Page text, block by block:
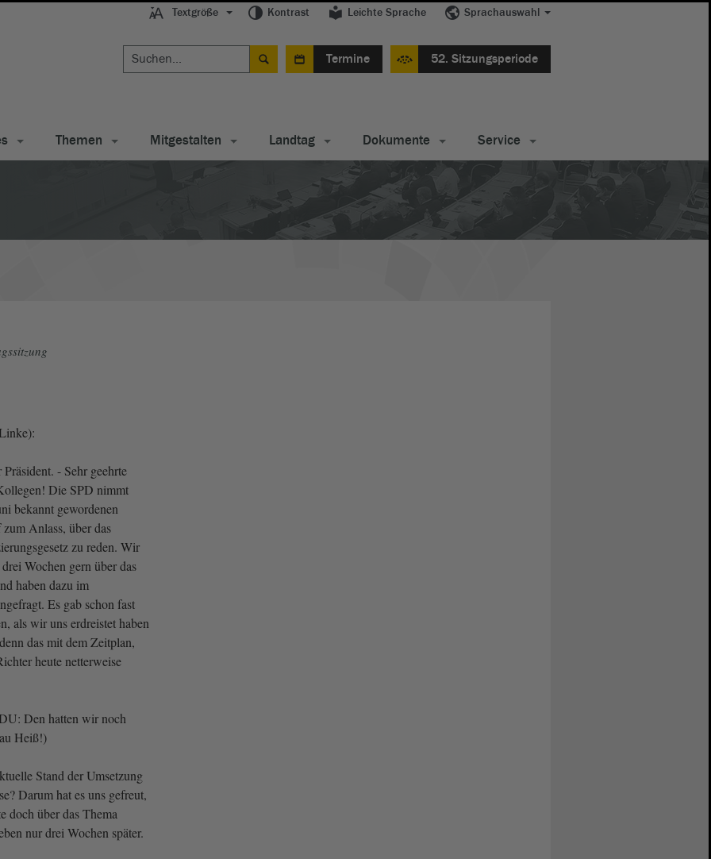
Textgröße Kontrast Leichte Sprache Sprachauswahl
Termine 52. Sitzungsperiode
Themen Mitgestalten Landtag Dokumente Service
- Sehr geehrte
Die SPD nimmt
bekannt gewordenen
Anlass, über das
zu reden. Wir
Wochen gern über das
haben dazu im
Es gab schon fast
als wir uns erdreistet haben
das mit dem Zeitplan,
heute netterweise
Den hatten wir noch
Heiß!)
Stand der Umsetzung
Darum hat es uns gefreut,
doch über das Thema
nur drei Wochen später.